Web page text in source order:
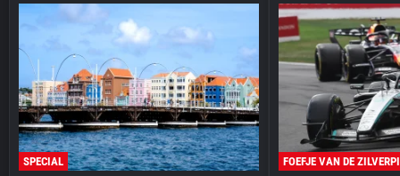
SPECIAL FOEFJE VAN DE